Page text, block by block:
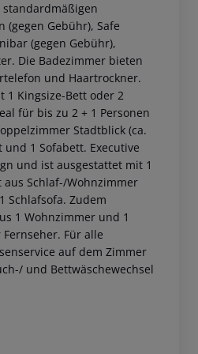
Gebühr), Safe
(gegen Gebühr),
Die Badezimmer bieten
und Haartrockner.
1 Kingsize-Bett oder 2
für bis zu 2 + 1 Personen
Stadtblick (ca.
und 1 Sofabett. Executive
und ist ausgestattet mit 1
Schlaf-/Wohnzimmer
Schlafsofa. Zudem
1 Wohnzimmer und 1
Für alle
auf dem Zimmer
und Bettwäschewechsel